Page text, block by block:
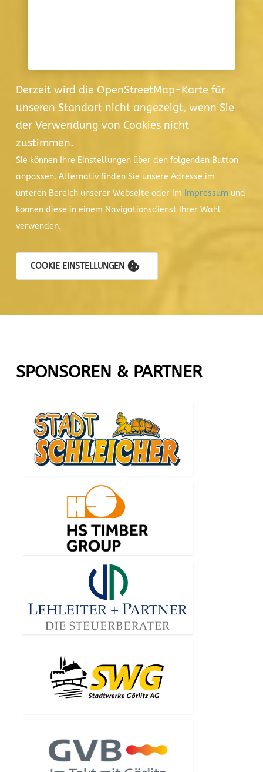
Derzeit wird die OpenStreetMap-Karte für
unseren Standort nicht angezeigt, wenn Sie
der Verwendung von Cookies nicht
zustimmen.
Sie können Ihre Einstellungen über den folgenden Button
anpassen. Alternativ finden Sie unsere Adresse im
unteren Bereich unserer Webseite oder im Impressum und
können diese in einem Navigationsdienst Ihrer Wahl
verwenden.
COOKIE EINSTELLUNGEN
SPONSOREN & PARTNER